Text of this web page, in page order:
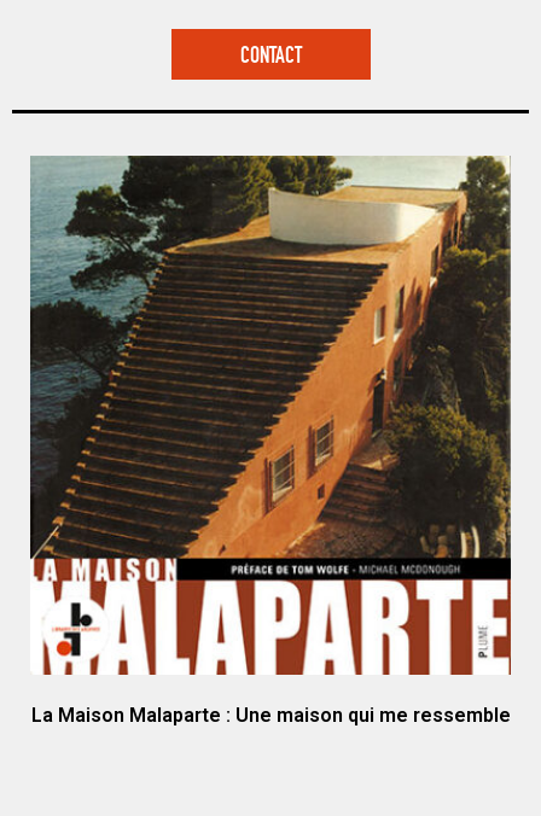
CONTACT
La Maison Malaparte : Une maison qui me ressemble